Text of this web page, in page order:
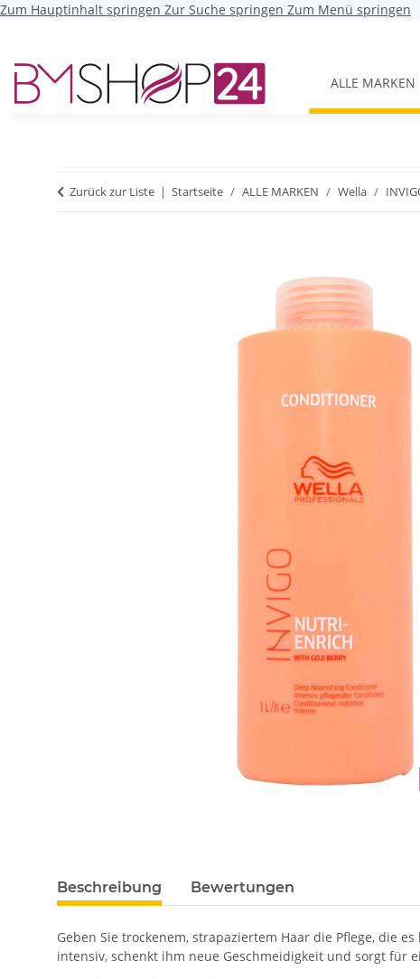
Zum Hauptinhalt springen Zur Suche springen Zum Menü springen
ALLE MARKEN
Zurück zur Liste Startseite ALLE MARKEN Wella
Beschreibung Bewertungen
Geben Sie trockenem, strapaziertem Haar die Pflege, die
intensiv, schenkt ihm neue Geschmeidigkeit und sorgt für